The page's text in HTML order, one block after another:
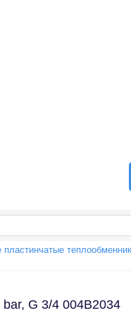
пластинчатые
G 3/4 004B2034